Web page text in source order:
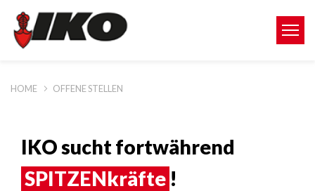
HOME OFFENE STELLEN
IKO sucht fortwährend
SPITZENkräfte !